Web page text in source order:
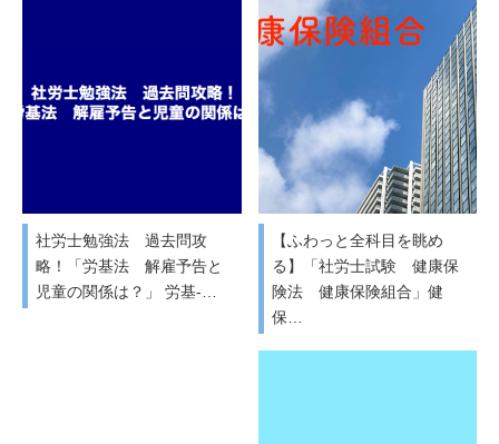
社労士勉強法 過去問攻
略！「労基法 解雇予告と
児童の関係は？」 労基-…
【ふわっと全科目を眺め
る】「社労士試験 健康保
険法 健康保険組合」健
保…